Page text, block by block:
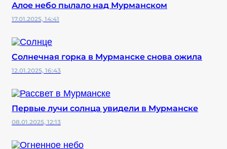
Алое небо пылало над Мурманском
17.01.2025, 14:41
Солнечная горка в Мурманске снова ожила
12.01.2025, 16:43
Первые лучи солнца увидели в Мурманске
08.01.2025, 12:13